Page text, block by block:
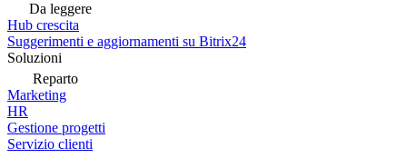
Da leggere
Hub crescita
Suggerimenti e aggiornamenti su Bitrix24
Soluzioni
Reparto
Marketing
HR
Gestione progetti
Servizio clienti